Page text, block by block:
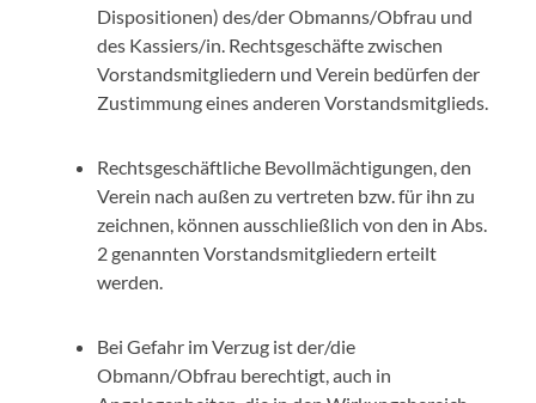
Dispositionen) des/der Obmanns/Obfrau und
des Kassiers/in. Rechtsgeschäfte zwischen
Vorstandsmitgliedern und Verein bedürfen der
Zustimmung eines anderen Vorstandsmitglieds.
Rechtsgeschäftliche Bevollmächtigungen, den
Verein nach außen zu vertreten bzw. für ihn zu
zeichnen, können ausschließlich von den in Abs.
2 genannten Vorstandsmitgliedern erteilt
werden.
Bei Gefahr im Verzug ist der/die
Obmann/Obfrau berechtigt, auch in